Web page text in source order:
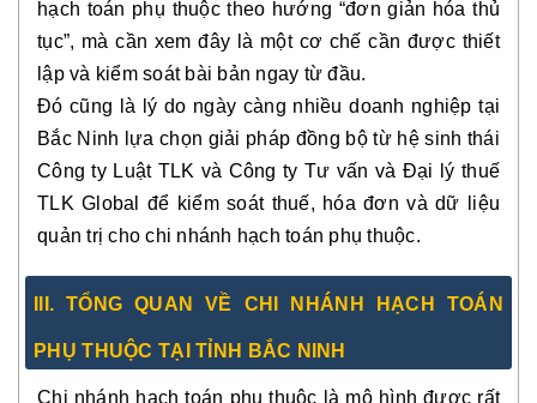
hạch toán phụ thuộc theo hướng “đơn giản hóa thủ
tục”, mà cần xem đây là một cơ chế cần được thiết
lập và kiểm soát bài bản ngay từ đầu.
Đó cũng là lý do ngày càng nhiều doanh nghiệp tại
Bắc Ninh lựa chọn giải pháp đồng bộ từ hệ sinh thái
Công ty Luật TLK và Công ty Tư vấn và Đại lý thuế
TLK Global để kiểm soát thuế, hóa đơn và dữ liệu
quản trị cho chi nhánh hạch toán phụ thuộc.
III. TỔNG QUAN VỀ CHI NHÁNH HẠCH TOÁN
PHỤ THUỘC TẠI TỈNH BẮC NINH
Chi nhánh hạch toán phụ thuộc là mô hình được rất